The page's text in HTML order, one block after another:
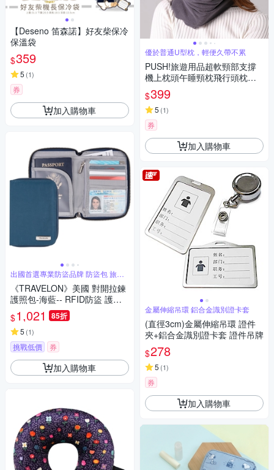
【Deseno 笛森諾】好友柴保冷
保溫袋
$359
5 (1)
券
加入購物車
出國首選專業防盜品牌 防盜包 旅遊
配件
《TRAVELON》美國 對開拉鍊
護照包-海藍-- RFID防盜 護照
保護套 護照包 多功能收納包
$1,021 85折
5 (1)
挑戰低價 券
加入購物車
優於普通U型枕，輕便久帶不累
PUSH!旅遊用品超軟頸部支撐
機上枕頭午睡頸枕飛行頭枕旅
行枕頸椎枕S57
$399
5 (1)
券
加入購物車
金屬伸縮吊環 鋁合金識別證卡套
(直徑3cm)金屬伸縮吊環 證件
夾+鋁合金識別證卡套 證件吊牌
$278
5 (1)
券
加入購物車